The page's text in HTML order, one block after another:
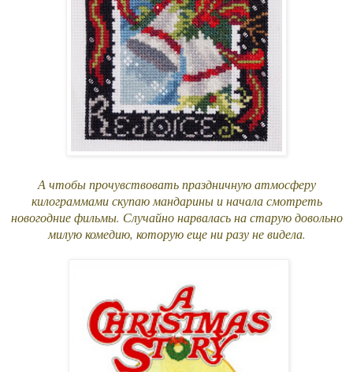
А чтобы прочувствовать праздничную атмосферу
килограммами скупаю мандарины и начала смотреть
новогодние фильмы. Случайно нарвалась на старую довольно
милую комедию, которую еще ни разу не видела.